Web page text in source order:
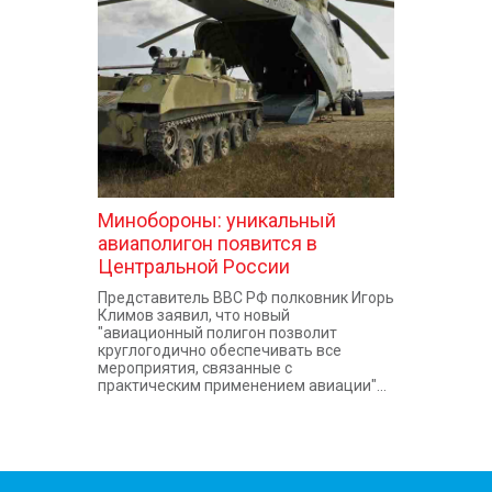
Минобороны: уникальный
авиаполигон появится в
Центральной России
Представитель ВВС РФ полковник Игорь
Климов заявил, что новый
"авиационный полигон позволит
круглогодично обеспечивать все
мероприятия, связанные с
практическим применением авиации"...